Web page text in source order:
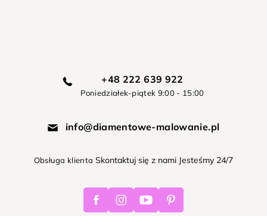
+48 222 639 922
Poniedziałek-piątek 9:00 - 15:00
info@diamentowe-malowanie.pl
Obsługa klienta Skontaktuj się z nami Jesteśmy 24/7
FacebookInstagramYoutube Pinterest